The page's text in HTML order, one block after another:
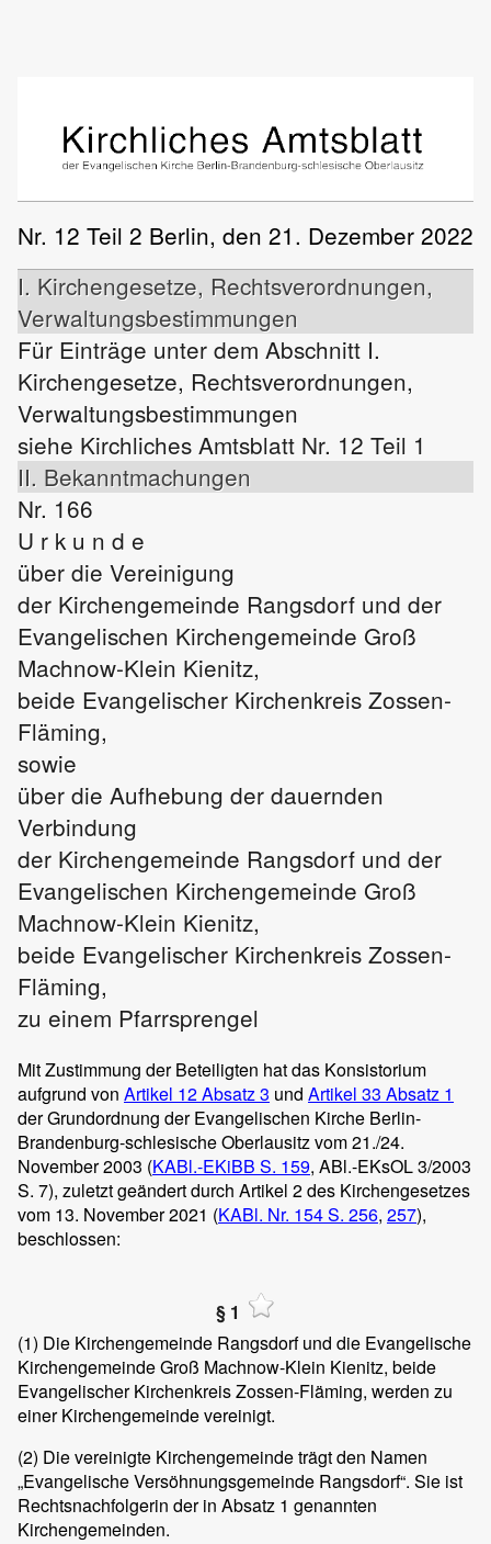
Nr. 12 Teil 2 Berlin, den 21. Dezember 2022
I. Kirchengesetze, Rechtsverordnungen,
Verwaltungsbestimmungen
Für Einträge unter dem Abschnitt I.
Kirchengesetze, Rechtsverordnungen,
Verwaltungsbestimmungen
siehe Kirchliches Amtsblatt Nr. 12 Teil 1
II. Bekanntmachungen
Nr. 166
U r k u n d e
über die Vereinigung
der Kirchengemeinde Rangsdorf und der
Evangelischen Kirchengemeinde Groß
Machnow-Klein Kienitz,
beide Evangelischer Kirchenkreis Zossen-
Fläming,
sowie
über die Aufhebung der dauernden
Verbindung
der Kirchengemeinde Rangsdorf und der
Evangelischen Kirchengemeinde Groß
Machnow-Klein Kienitz,
beide Evangelischer Kirchenkreis Zossen-
Fläming,
zu einem Pfarrsprengel
Mit Zustimmung der Beteiligten hat das Konsistorium
aufgrund von Artikel 12 Absatz 3 und Artikel 33 Absatz 1
der Grundordnung der Evangelischen Kirche Berlin-
Brandenburg-schlesische Oberlausitz vom 21./24.
November 2003 (KABl.-EKiBB S. 159, ABl.-EKsOL 3/2003
S. 7), zuletzt geändert durch Artikel 2 des Kirchengesetzes
vom 13. November 2021 (KABl. Nr. 154S. 256, 257),
beschlossen:
§ 1
(1) Die Kirchengemeinde Rangsdorf und die Evangelische
Kirchengemeinde Groß Machnow-Klein Kienitz, beide
Evangelischer Kirchenkreis Zossen-Fläming, werden zu
einer Kirchengemeinde vereinigt.
(2) Die vereinigte Kirchengemeinde trägt den Namen
„Evangelische Versöhnungsgemeinde Rangsdorf“. Sie ist
Rechtsnachfolgerin der in Absatz 1 genannten
Kirchengemeinden.